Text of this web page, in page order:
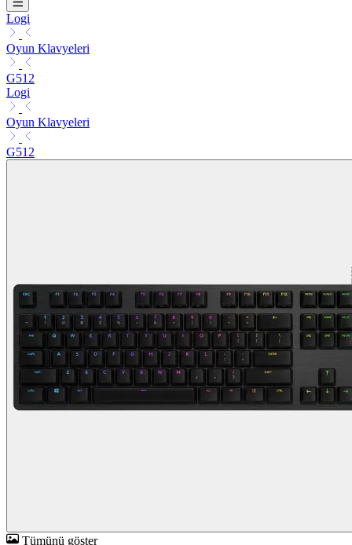
Logi
Oyun Klavyeleri
G512
Logi
Oyun Klavyeleri
G512
Tümünü göster